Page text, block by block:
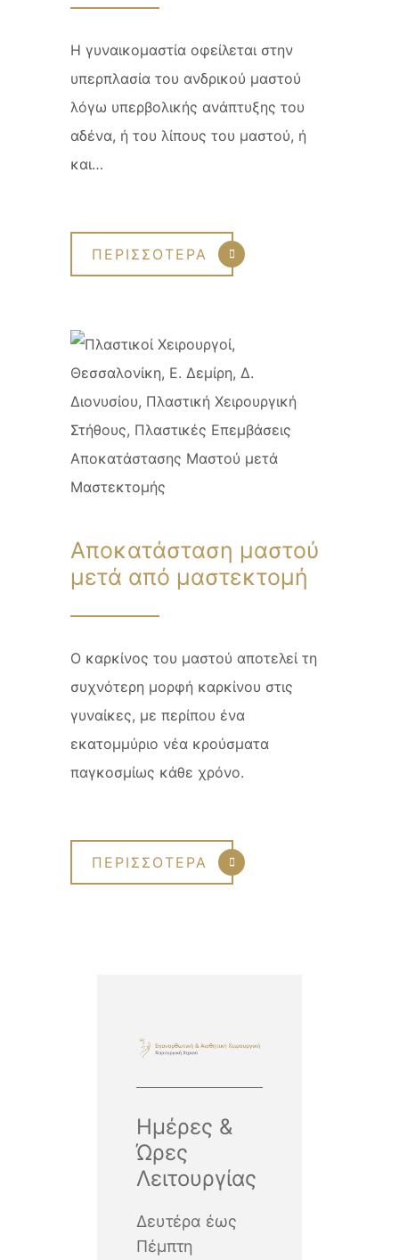
Η γυναικομαστία οφείλεται στην
υπερπλασία του ανδρικού μαστού
λόγω υπερβολικής ανάπτυξης του
αδένα, ή του λίπους του μαστού, ή
και…
ΠΕΡΙΣΣΟΤΕΡΑ
Αποκατάσταση μαστού
μετά από μαστεκτομή
Ο καρκίνος του μαστού αποτελεί τη
συχνότερη μορφή καρκίνου στις
γυναίκες, με περίπου ένα
εκατομμύριο νέα κρούσματα
παγκοσμίως κάθε χρόνο.
ΠΕΡΙΣΣΟΤΕΡΑ
Ημέρες &
Ώρες
Λειτουργίας
Δευτέρα έως
Πέμπτη